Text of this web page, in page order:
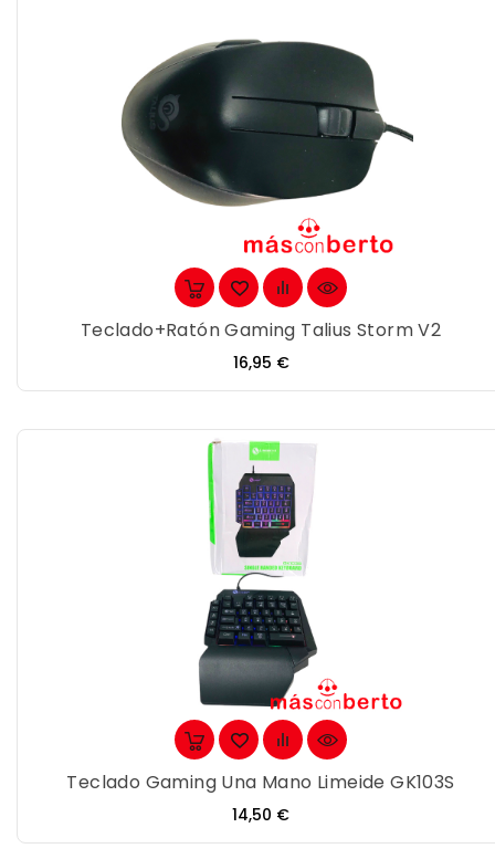
Teclado+ratón Gaming Talius Storm V2
Precio
16,95 €
Teclado Gaming Una Mano Limeide GK103S
Precio
14,50 €